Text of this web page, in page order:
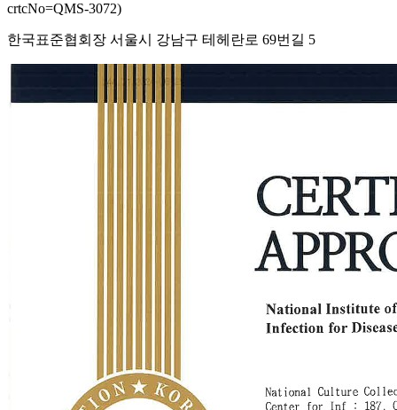
crtcNo=QMS-3072)
한국표준협회장 서울시 강남구 테헤란로 69번길 5